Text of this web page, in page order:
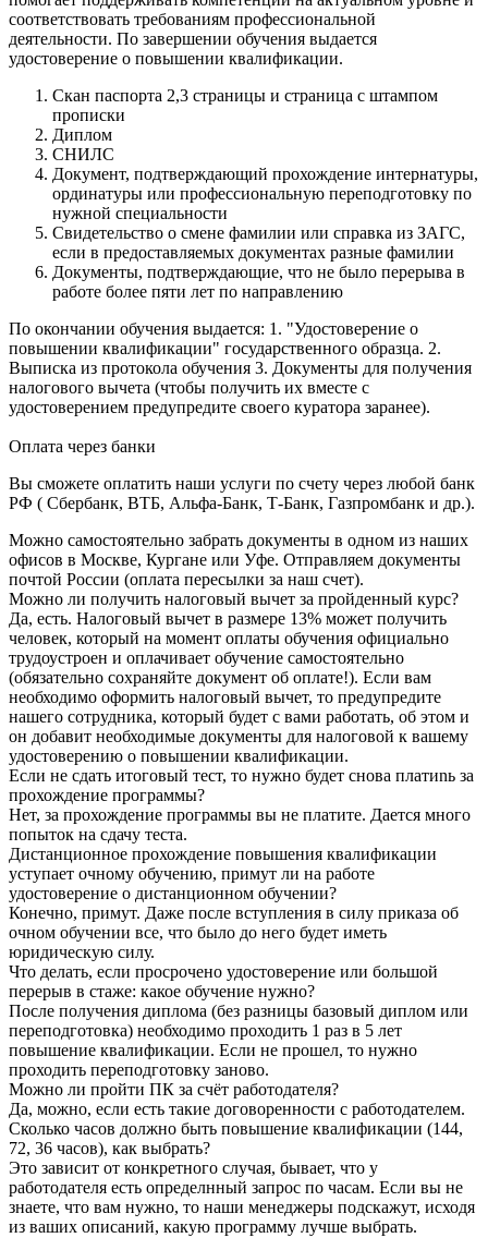
соответствовать требованиям профессиональной
деятельности. По завершении обучения выдается
удостоверение о повышении квалификации.
Скан паспорта 2,3 страницы и страница с штампом
прописки
Диплом
СНИЛС
Документ, подтверждающий прохождение интернатуры,
ординатуры или профессиональную переподготовку по
нужной специальности
Свидетельство о смене фамилии или справка из ЗАГС,
если в предоставляемых документах разные фамилии
Документы, подтверждающие, что не было перерыва в
работе более пяти лет по направлению
По окончании обучения выдается: 1. "Удостоверение о
повышении квалификации" государственного образца. 2.
Выписка из протокола обучения 3. Документы для получения
налогового вычета (чтобы получить их вместе с
удостоверением предупредите своего куратора заранее).
Оплата через банки
Вы сможете оплатить наши услуги по счету через любой банк
РФ ( Сбербанк, ВТБ, Альфа-Банк, Т-Банк, Газпромбанк и др.).
Можно самостоятельно забрать документы в одном из наших
офисов в Москве, Кургане или Уфе. Отправляем документы
почтой России (оплата пересылки за наш счет).
Можно ли получить налоговый вычет за пройденный курс?
Да, есть. Налоговый вычет в размере 13% может получить
человек, который на момент оплаты обучения официально
трудоустроен и оплачивает обучение самостоятельно
(обязательно сохраняйте документ об оплате!). Если вам
необходимо оформить налоговый вычет, то предупредите
нашего сотрудника, который будет с вами работать, об этом и
он добавит необходимые документы для налоговой к вашему
удостоверению о повышении квалификации.
Если не сдать итоговый тест, то нужно будет снова платиnь за
прохождение программы?
Нет, за прохождение программы вы не платите. Дается много
попыток на сдачу теста.
Дистанционное прохождение повышения квалификации
уступает очному обучению, примут ли на работе
удостоверение о дистанционном обучении?
Конечно, примут. Даже после вступления в силу приказа об
очном обучении все, что было до него будет иметь
юридическую силу.
Что делать, если просрочено удостоверение или большой
перерыв в стаже: какое обучение нужно?
После получения диплома (без разницы базовый диплом или
переподготовка) необходимо проходить 1 раз в 5 лет
повышение квалификации. Если не прошел, то нужно
проходить переподготовку заново.
Можно ли пройти ПК за счёт работодателя?
Да, можно, если есть такие договоренности с работодателем.
Сколько часов должно быть повышение квалификации (144,
72, 36 часов), как выбрать?
Это зависит от конкретного случая, бывает, что у
работодателя есть определнный запрос по часам. Если вы не
знаете, что вам нужно, то наши менеджеры подскажут, исходя
из ваших описаний, какую программу лучше выбрать.